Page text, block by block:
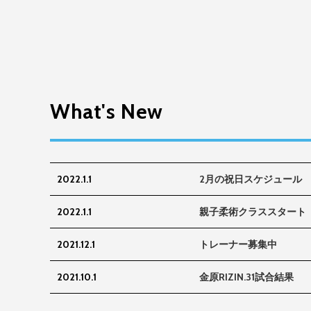
What's New
2022.1.1 2月の祝日スケジュール
2022.1.1 親子柔術クラススタート
2021.12.1 トレーナー募集中
2021.10.1 金原RIZIN.31試合結果